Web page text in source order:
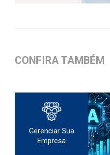
CONFIRA TAMBÉM
Gerenciar Sua
Empresa